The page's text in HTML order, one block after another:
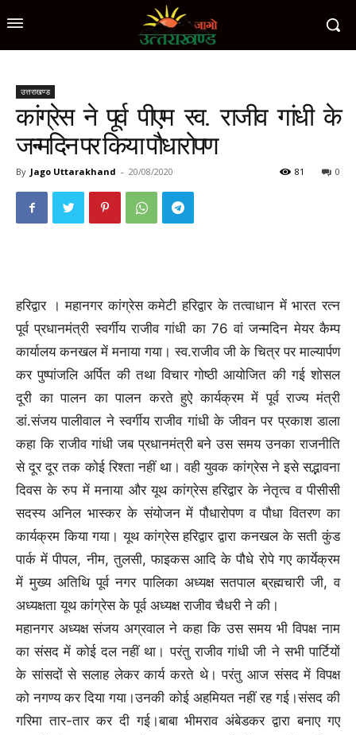
उत्तराखण्ड
कांग्रेस ने पूर्व पीएम स्व. राजीव गांधी के
जन्मदिन पर किया पौधारोपण
By Jago Uttarakhand - 20/08/2020 0
81
हरिद्वार । महानगर कांग्रेस कमेटी हरिद्वार के तत्वाधान में भारत रत्न
पूर्व प्रधानमंत्री स्वर्गीय राजीव गांधी का 76 वां जन्मदिन मेयर कैम्प
कार्यालय कनखल में मनाया गया। स्व.राजीव जी के चित्र पर माल्यार्पण
कर पुष्पांजलि अर्पित की तथा विचार गोष्ठी आयोजित की गई शोसल
दूरी का पालन का पालन करते हुऐ कार्यक्रम में पूर्व राज्य मंत्री
डां.संजय पालीवाल ने स्वर्गीय राजीव गांधी के जीवन पर प्रकाश डाला
कहा कि राजीव गांधी जब प्रधानमंत्री बने उस समय उनका राजनीति
से दूर दूर तक कोई रिश्ता नहीं था। वही युवक कांग्रेस ने इसे सद्भावना
दिवस के रुप में मनाया और यूथ कांग्रेस हरिद्वार के नेतृत्व व पीसीसी
सदस्य अनिल भास्कर के संयोजन में पौधारोपण व पौधा वितरण का
कार्यक्रम किया गया। यूथ कांग्रेस हरिद्वार द्वारा कनखल के सती कुंड
पार्क में पीपल, नीम, तुलसी, फाइकस आदि के पौधे रोपे गए कार्येक्रम
में मुख्य अतिथि पूर्व नगर पालिका अध्यक्ष सतपाल ब्रह्मचारी जी, व
अध्यक्षता यूथ कांग्रेस के पूर्व अध्यक्ष राजीव चैधरी ने की।
महानगर अध्यक्ष संजय अग्रवाल ने कहा कि उस समय भी विपक्ष नाम
का संसद में कोई दल नहीं था। परंतु राजीव गांधी जी ने सभी पार्टियों
के सांसदों से सलाह लेकर कार्य करते थे। परंतु आज संसद में विपक्ष
को नगण्य कर दिया गया।उनकी कोई अहमियत नहीं रह गई।संसद की
गरिमा तार-तार कर दी गई।बाबा भीमराव अंबेडकर द्वारा बनाए गए